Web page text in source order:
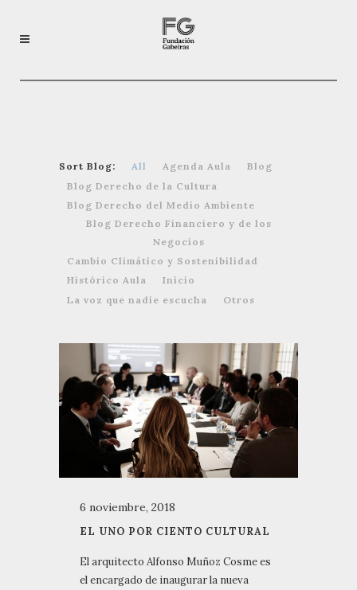
Sort Blog: All Agenda Aula
Blog
Blog Derecho de la Cultura
Blog Derecho del Medio Ambiente
Blog Derecho Financiero y de los
Negocios
Cambio Climático y Sostenibilidad
Histórico Aula
Inicio
La voz que nadie escucha
Otros
6 noviembre, 2018
EL UNO POR CIENTO CULTURAL
El arquitecto Alfonso Muñoz Cosme es
el encargado de inaugurar la nueva